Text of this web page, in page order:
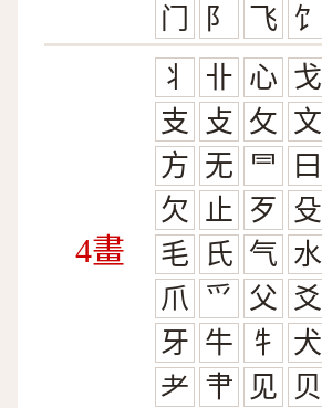
门
阝 飞 饣
4畫
丬 卝 心 戈
支
攴 攵 文
方 无 ⺜ 曰
欠
止 歹 殳
毛
氏 气 水
爪
爫 父 爻
牙 牛 牜 犬
耂 肀 见 贝